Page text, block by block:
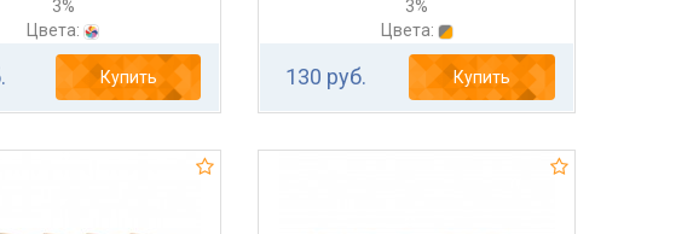
3%
Цвета:
Купить
3%
Цвета:
130 руб. Купить